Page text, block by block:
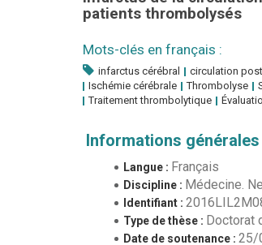
patients thrombolysés
Mots-clés en français :
infarctus cérébral circulation
Ischémie cérébrale
Thrombolyse
Traitement thrombolytique
Informations générales
Langue : Français
Discipline : Médecine.
Identifiant :
Type de thèse : Doctorat
Date de soutenance : 25/